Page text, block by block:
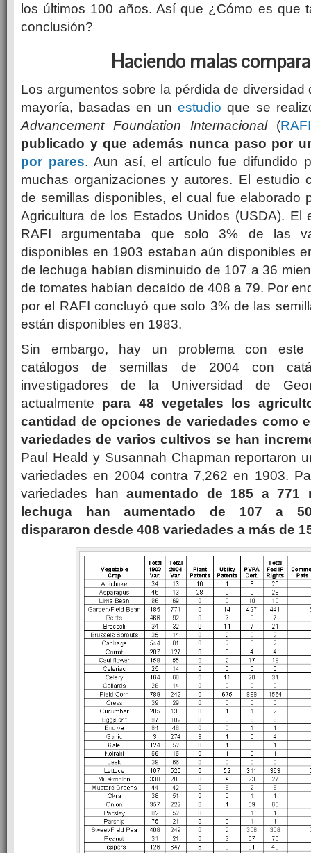
los últimos 100 años. Así que ¿Cómo es que
conclusión?
Haciendo malas
Los argumentos sobre la pérdida de
mayoría, basadas en unestudio que se
Advancement Foundation Internacional (RAFI
publicado y que además nunca paso por
por pares. Aun así, el artículo fue difundido
muchas organizaciones y autores. El estudio
de semillas disponibles, el cual fue elaborado
Agricultura de los Estados Unidos (USDA). El
RAFI argumentaba que solo 3% de las
disponibles en 1903 estaban aún disponibles
de lechuga habían disminuido de 107 a 36
de tomates habían decaído de 408 a 79. Por
por el RAFI concluyó que solo 3% de las
están disponibles en 1983.
Sin embargo, hay un problema con este
catálogos de semillas de 2004 con
investigadores de la Universidad de
actualmente para 48 vegetales los
cantidad de opciones de variedades como
variedades de varios cultivos se han
Paul Heald y Susannah Chapman reportaron
variedades en 2004 contra 7,262 en 1903.
variedades han aumentado de 185 a 771
lechuga han aumentado de 107 a
dispararon desde 408 variedades a más de